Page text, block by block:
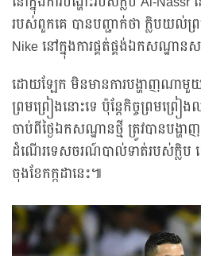
របស់ពួកគេ បានបញ្ជាក់ថា ក្លិបយល់ព្
Nike នៅក្នុងការផ្គត់ផ្គង់ឯកសណ្ឋា
ដោយឡែក មិនមានការបង្ហាញណាមួយ
ព្រមព្រៀងនោះទេ ប៉ុន្តែកិច្ចព្រមព្រ
ចាប់ពីថ្ងៃឯកសណ្ឋានថ្មី ត្រូវបានបង្ហ
ដំណើរទេសចរណ៍បាល់ទាត់របស់ក្លិប
ចុងខែកក្កដានេះ៕